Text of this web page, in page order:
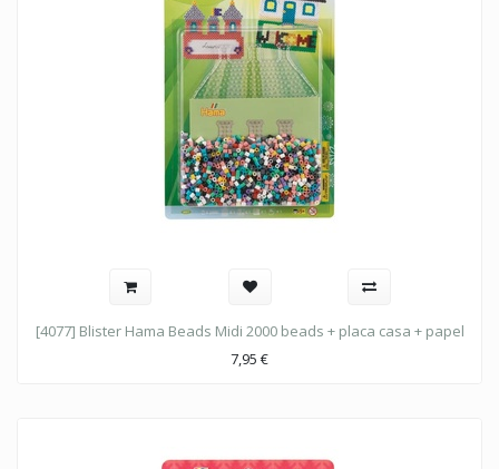
[4077] Blister Hama Beads Midi 2000 beads + placa casa + papel
7,95 €